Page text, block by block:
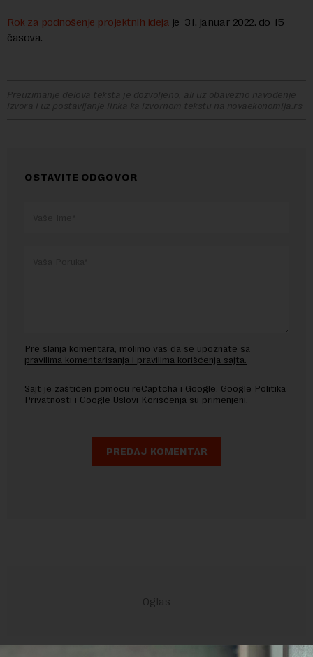
Rok za podnošenje projektnih ideja je 31. januar 2022. do 15
časova.
Preuzimanje delova teksta je dozvoljeno, ali uz obavezno navođenje
izvora i uz postavljanje linka ka izvornom tekstu na novaekonomija.rs
OSTAVITE ODGOVOR
Pre slanja komentara, molimo vas da se upoznate sa
pravilima komentarisanja i pravilima korišćenja sajta.
Sajt je zaštićen pomocu reCaptcha i Google. Google Politika
Privatnosti i Google Uslovi Korišćenja su primenjeni.